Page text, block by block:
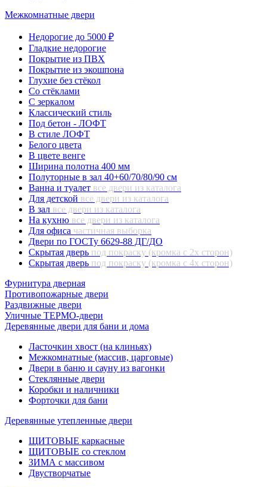
Межкомнатные двери
Недорогие до 5000 ₽
Гладкие недорогие
Покрытие из ПВХ
Покрытие из экошпона
Глухие без стёкол
Со стёклами
С зеркалом
Классический стиль
Под бетон - ЛОФТ
В стиле ЛОФТ
Белого цвета
В цвете венге
Ширина полотна 400 мм
Полуторные в зал 40+60/70/80/90 см
Ванна и туалет все двери из каталога
Для детской все двери из каталога
В зал все двери из каталога
На кухню все двери из каталога
Для офиса частичная выборка
Двери по ГОСТу 6629-88 ДГ/ДО
Скрытая дверь под покраску (кромка с 2х сторон)
Скрытая дверь под покраску (кромка с 4х сторон)
Фурнитура дверная
Противопожарные двери
Раздвижные двери
Уличные ТЕРМО-двери
Деревянные двери для бани и дома
Ласточкин хвост (на клиньях)
Межкомнатные (массив, царговые)
Двери в баню и сауну из вагонки
Стеклянные двери
Коробки и наличники
Форточки для бани
Деревянные утепленные двери
ЩИТОВЫЕ каркасные
ЩИТОВЫЕ со стеклом
ЗИМА с массивом
Двустворчатые